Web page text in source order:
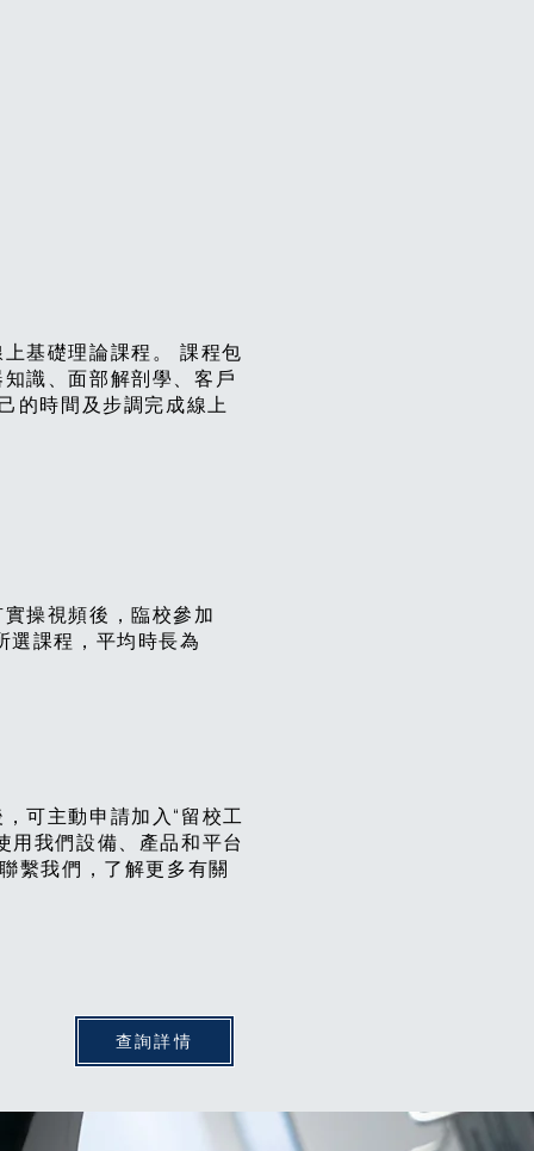
基礎理論課程。 課程包
識、面部解剖學、客戶
的時間及步調完成線上
操視頻後，臨校參加
選課程，平均時長為
可主動申請加入“留校工
用我們設備、產品和平台
繫我們，了解更多有關
查詢詳情